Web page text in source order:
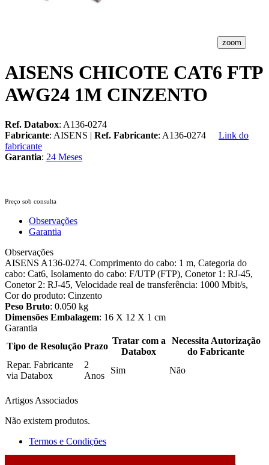
zoom
AISENS CHICOTE CAT6 FTP
AWG24 1M CINZENTO
Ref. Databox: A136-0274
Fabricante: AISENS | Ref. Fabricante: A136-0274
Link do
fabricante
Garantia: 24 Meses
Preço sob consulta
Observações
Garantia
Observações
AISENS A136-0274. Comprimento do cabo: 1 m, Categoria do
cabo: Cat6, Isolamento do cabo: F/UTP (FTP), Conetor 1: RJ-45,
Conetor 2: RJ-45, Velocidade real de transferência: 1000 Mbit/s,
Cor do produto: Cinzento
Peso Bruto: 0.050 kg
Dimensões Embalagem: 16 X 12 X 1 cm
Garantia
Tipo de Resolução Prazo
Tratar com a
Databox
Necessita Autorização
do Fabricante
Repar. Fabricante
via Databox
2
Anos
Sim Não
Artigos Associados
Não existem produtos.
Termos e Condições